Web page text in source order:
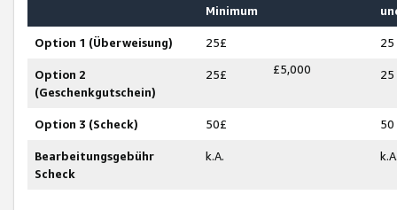
Minimum
Option 1 (Überweisung) 25£ 25
Option 2
(Geschenkgutschein)
25£ £5,000 25
Option 3 (Scheck) 50£ 50
Bearbeitungsgebühr
Scheck
k.A.